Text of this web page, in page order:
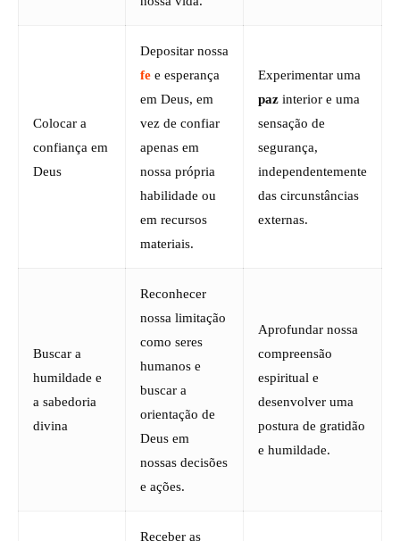
Colocar a
confiança em
Deus
Depositar nossa
fe e esperança
em Deus, em
vez de confiar
apenas em
nossa própria
habilidade ou
em recursos
materiais.
Experimentar uma
paz interior e uma
sensação de
segurança,
independentemente
das circunstâncias
externas.
Buscar a
humildade e
a sabedoria
divina
Reconhecer
nossa limitação
como seres
humanos e
buscar a
orientação de
Deus em
nossas decisões
e ações.
Aprofundar nossa
compreensão
espiritual e
desenvolver uma
postura de gratidão
e humildade.
Receber as